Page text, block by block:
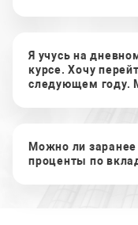
Я учусь на
курсе. Хочу
следующем году.
Можно ли
проценты по